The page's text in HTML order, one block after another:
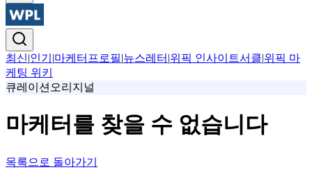
최신|인기 |마케터프로필|뉴스레터 |위픽 인사이트서클|위픽 마
케팅 위키
큐레이션 오리지널
마케터를 찾을 수 없습니다
목록으로 돌아가기